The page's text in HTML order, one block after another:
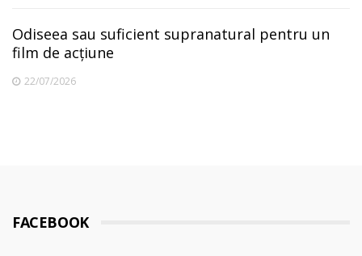
Odiseea sau suficient supranatural pentru un
film de acțiune
22/07/2026
FACEBOOK